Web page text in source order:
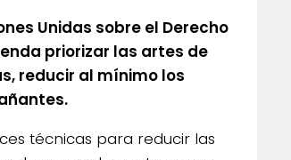
Unidas sobre el Derecho
priorizar las artes de
reducir al mínimo los
técnicas para reducir las